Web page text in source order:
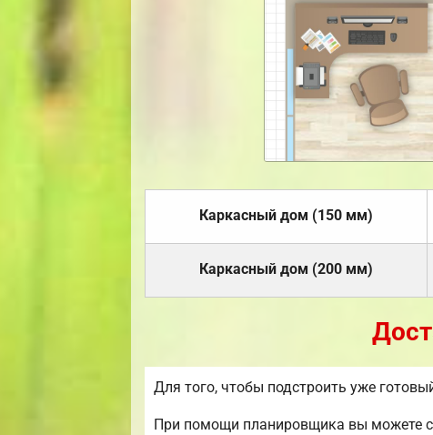
Каркасный дом (150 мм)
Каркасный дом (200 мм)
Для того, чтобы подстроить уже
При помощи планировщика вы можете